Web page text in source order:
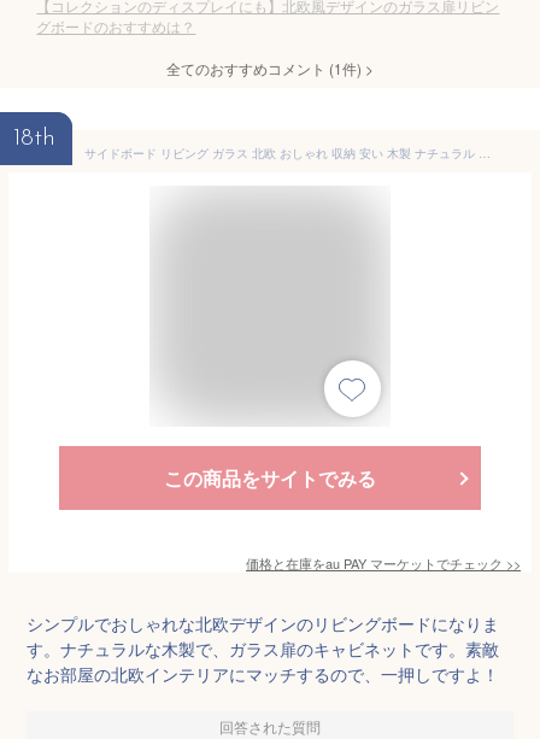
【コレクションのディスプレイにも】北欧風デザインのガラス扉リビン
グボードのおすすめは？
全てのおすすめコメント (1件) >
18th
サイドボード リビング ガラス 北欧 おしゃれ 収納 安い 木製 ナチュラル ハイタイプ リビングボード キャビネット 幅110 食器棚 スリム
この商品をサイトでみる
価格と在庫をau PAY マーケットでチェック >>
シンプルでおしゃれな北欧デザインのリビングボードになりま
す。ナチュラルな木製で、ガラス扉のキャビネットです。素敵
なお部屋の北欧インテリアにマッチするので、一押しですよ！
回答された質問